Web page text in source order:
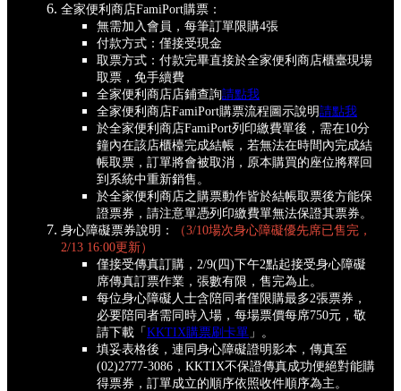
全家便利商店FamiPort購票：
無需加入會員，每筆訂單限購4張
付款方式：僅接受現金
取票方式：付款完畢直接於全家便利商店櫃臺現場
取票，免手續費
全家便利商店店鋪查詢請點我
全家便利商店FamiPort購票流程圖示說明請點我
於全家便利商店FamiPort列印繳費單後，需在10分
鐘內在該店櫃檯完成結帳，若無法在時間內完成結
帳取票，訂單將會被取消，原本購買的座位將釋回
到系統中重新銷售。
於全家便利商店之購票動作皆於結帳取票後方能保
證票券，請注意單憑列印繳費單無法保證其票券。
身心障礙票券說明：
（3/10場次身心障礙優先席已售完，
2/13 16:00更新）
僅接受傳真訂購，2/9(四)下午2點起接受身心障礙
席傳真訂票作業，張數有限，售完為止。
每位身心障礙人士含陪同者僅限購最多2張票券，
必要陪同者需同時入場，每場票價每席750元，敬
請下載「 KKTIX購票刷卡單 」。
填妥表格後，連同身心障礙證明影本，傳真至
(02)2777-3086，KKTIX不保證傳真成功便絕對能購
得票券，訂單成立的順序依照收件順序為主。